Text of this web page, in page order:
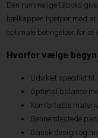
Den rummelige tåboks
hælkappen hjælper med at
optimale betingelser for at
Hvorfor vælge
Udviklet specifikt til
Optimal balance
Komfortable
Gennemtestede
Dansk design og